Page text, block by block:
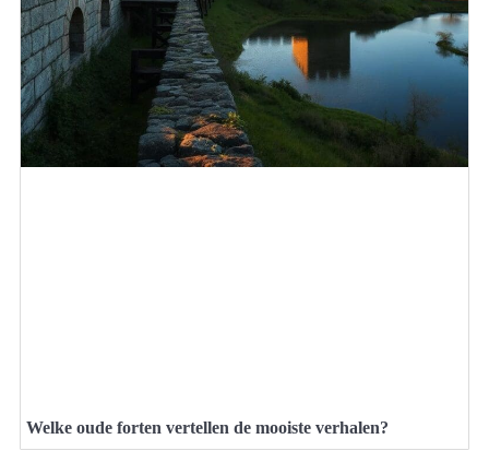
Welke oude forten vertellen de mooiste verhalen?